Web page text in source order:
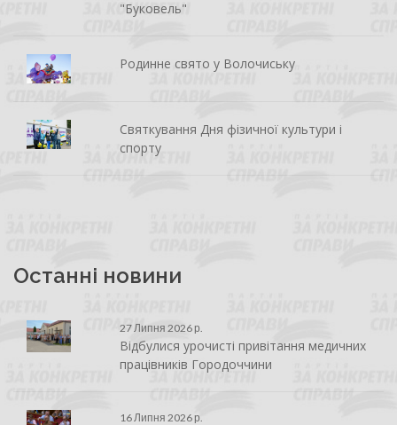
"Буковель"
Родинне свято у Волочиську
Святкування Дня фізичної культури і
спорту
Останні новини
27 Липня 2026 р.
Відбулися урочисті привітання медичних
працівників Городоччини
16 Липня 2026 р.